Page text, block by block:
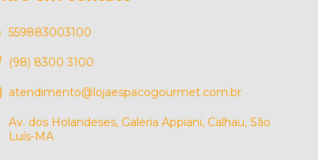
559883003100
(98) 8300 3100
atendimento@lojaespacogourmet.com.br
Av. dos Holandeses, Galeria Appiani, Calhau, São
Luís-MA